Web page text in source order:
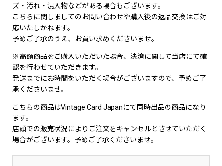
ズ・汚れ・混入物などがある場合もございます。
こちらに関しましてのお問い合わせや購入後の返品交換はご対
応いたしかねます。
予めご了承のうえ、お買い求めくださいませ。
※高額商品をご購入いただいた場合、決済に関して当店にて確
認を行わせていただきます。
発送までにお時間をいただく場合がございますので、予めご了
承くださいませ。
こちらの商品はVintage Card Japanにて同時出品の商品になり
ます。
店頭での販売状況によりご注文をキャンセルとさせていただく
場合がございます。予めご了承くださいませ。